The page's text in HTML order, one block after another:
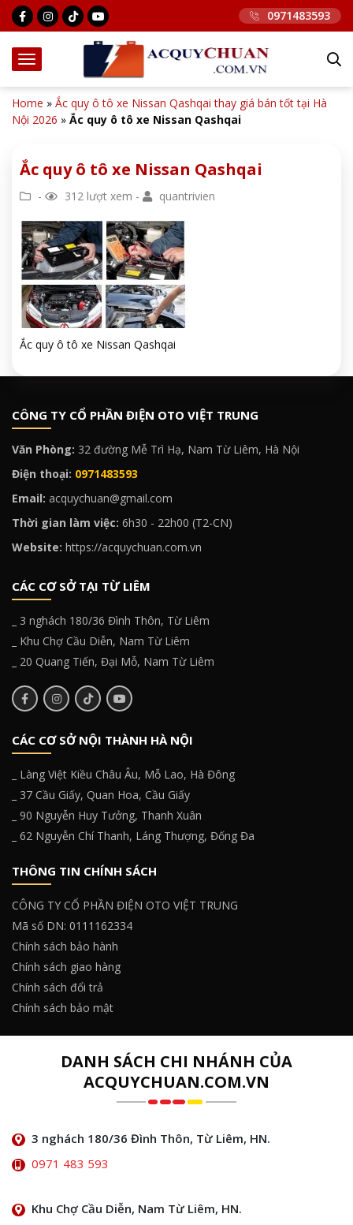
0971483593
Home » Ắc quy ô tô xe Nissan Qashqai thay giá bán tốt tại Hà
Nội 2026 » Ắc quy ô tô xe Nissan Qashqai
Ắc quy ô tô xe Nissan Qashqai
- 312 lượt xem - quantrivien
Ắc quy ô tô xe Nissan Qashqai
CÔNG TY CỔ PHẦN ĐIỆN OTO VIỆT TRUNG
Văn Phòng: 32 đường Mễ Trì Hạ, Nam Từ Liêm, Hà Nội
Điện thoại: 0971483593
Email: acquychuan@gmail.com
Thời gian làm việc: 6h30 - 22h00 (T2-CN)
Website: https://acquychuan.com.vn
CÁC CƠ SỞ TẠI TỪ LIÊM
_ 3 nghách 180/36 Đình Thôn, Từ Liêm
_ Khu Chợ Cầu Diễn, Nam Từ Liêm
_ 20 Quang Tiến, Đại Mỗ, Nam Từ Liêm
CÁC CƠ SỞ NỘI THÀNH HÀ NỘI
_ Làng Việt Kiều Châu Âu, Mỗ Lao, Hà Đông
_ 37 Cầu Giấy, Quan Hoa, Cầu Giấy
_ 90 Nguyễn Huy Tưởng, Thanh Xuân
_ 62 Nguyễn Chí Thanh, Láng Thượng, Đống Đa
THÔNG TIN CHÍNH SÁCH
CÔNG TY CỔ PHẦN ĐIỆN OTO VIỆT TRUNG
Mã số DN: 0111162334
Chính sách bảo hành
Chính sách giao hàng
Chính sách đổi trả
Chính sách bảo mật
DANH SÁCH CHI NHÁNH CỦA
ACQUYCHUAN.COM.VN
3 nghách 180/36 Đình Thôn, Từ Liêm, HN.
0971 483 593
Khu Chợ Cầu Diễn, Nam Từ Liêm, HN.